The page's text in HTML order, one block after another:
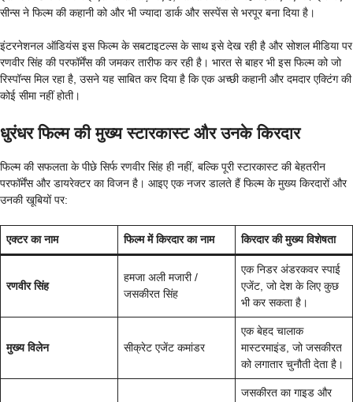
सीन्स ने फिल्म की कहानी को और भी ज्यादा डार्क और सस्पेंस से भरपूर बना दिया है।
इंटरनेशनल ऑडियंस इस फिल्म के सबटाइटल्स के साथ इसे देख रही है और सोशल मीडिया पर
रणवीर सिंह की परफॉर्मेंस की जमकर तारीफ कर रही है। भारत से बाहर भी इस फिल्म को जो
रिस्पॉन्स मिल रहा है, उसने यह साबित कर दिया है कि एक अच्छी कहानी और दमदार एक्टिंग की
कोई सीमा नहीं होती।
धुरंधर फिल्म की मुख्य स्टारकास्ट और उनके किरदार
फिल्म की सफलता के पीछे सिर्फ रणवीर सिंह ही नहीं, बल्कि पूरी स्टारकास्ट की बेहतरीन
परफॉर्मेंस और डायरेक्टर का विजन है। आइए एक नजर डालते हैं फिल्म के मुख्य किरदारों और
उनकी खूबियों पर:
एक्टर का नाम फिल्म में किरदार का नाम किरदार की मुख्य विशेषता
रणवीर सिंह
हमजा अली मजारी /
जसकीरत सिंह
एक निडर अंडरकवर स्पाई
एजेंट, जो देश के लिए कुछ
भी कर सकता है।
मुख्य विलेन सीक्रेट एजेंट कमांडर
एक बेहद चालाक
मास्टरमाइंड, जो जसकीरत
को लगातार चुनौती देता है।
जसकीरत का गाइड और